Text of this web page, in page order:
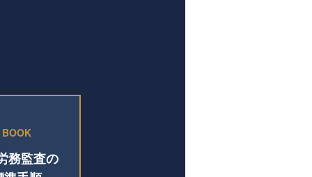
BOOK
務監査の